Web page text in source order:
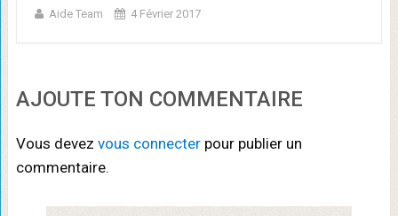
Aide Team 4 Février 2017
AJOUTE TON COMMENTAIRE
Vous devez vous connecterpour publier un
commentaire.